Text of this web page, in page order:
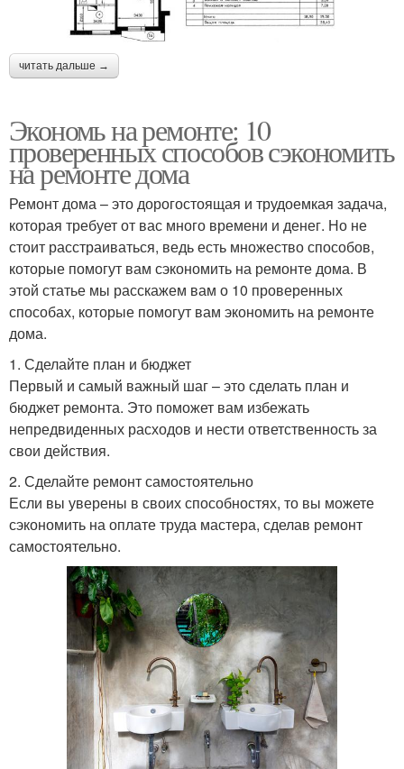
читать дальше →
Экономь на ремонте: 10
проверенных способов сэкономить
на ремонте дома
Ремонт дома – это дорогостоящая и трудоемкая задача,
которая требует от вас много времени и денег. Но не
стоит расстраиваться, ведь есть множество способов,
которые помогут вам сэкономить на ремонте дома. В
этой статье мы расскажем вам о 10 проверенных
способах, которые помогут вам экономить на ремонте
дома.
1. Сделайте план и бюджет
Первый и самый важный шаг – это сделать план и
бюджет ремонта. Это поможет вам избежать
непредвиденных расходов и нести ответственность за
свои действия.
2. Сделайте ремонт самостоятельно
Если вы уверены в своих способностях, то вы можете
сэкономить на оплате труда мастера, сделав ремонт
самостоятельно.